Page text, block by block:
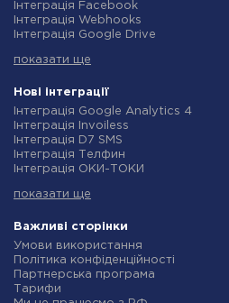
Інтеграція Facebook
Інтеграція Webhooks
Інтеграція Google Drive
Інтеграція Gmail
Інтеграція Rozetka
Інтеграція OpenAI (ChatGPT)
Інтеграція Binotel
Інтеграція Prom
Інтеграція Приват24
Інтеграція OLX
Інтеграція SendPulse
Інтеграція Stream Telecom
Інтеграція Google Analytics
Інтеграція Creatio
Інтеграція Ringostat
Інтеграція Google Calendar
показати ще
Нові інтеграції
Інтеграція Google Analytics 4
Інтеграція Invoiless
Інтеграція D7 SMS
Інтеграція Телфин
Інтеграція ОКИ-ТОКИ
Інтеграція Microsoft Dynamics 365
Інтеграція TxtSync
Інтеграція Wire2Air
Інтеграція Corezoid
Інтеграція Infobip
Інтеграція Instasent
Інтеграція AtomPark
показати ще
Важливі сторінки
Умови використання
Політика конфіденційності
Партнерська програма
Тарифи